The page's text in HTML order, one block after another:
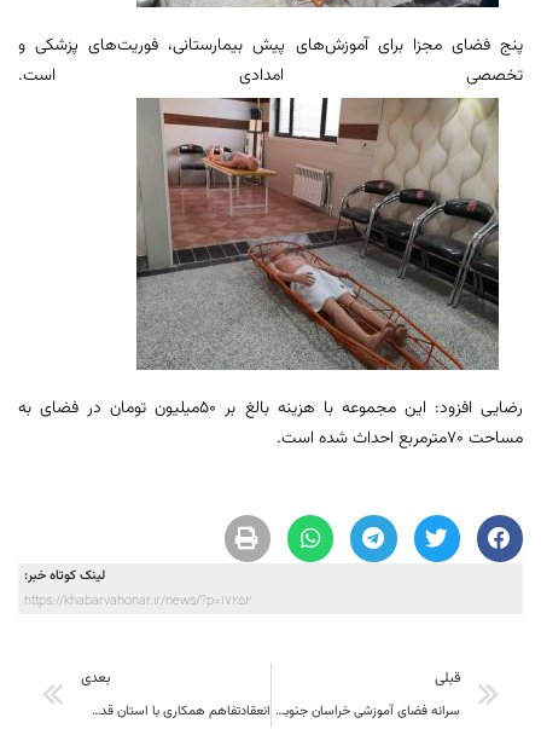
پنج فضای مجزا برای آموزش‌های پیش بیمارستانی، فوریت‌های پزشکی و
تخصصی امدادی است.
رضایی افزود: این مجموعه با هزینه بالغ بر ۵۰میلیون تومان در فضای به
مساحت ۷۰مترمربع احداث شده است.
لینک کوتاه خبر:
https://khabarvahonar.ir/news/?p=17252
قبلی
سرانه فضای آموزشی خراسان جنوبی بالاتر از میانگین کشور است
بعدی
انعقادتفاهم همکاری با استان قدس رضوی برای ساخت مجتمع آموزشی در مهرشهر بیرجند